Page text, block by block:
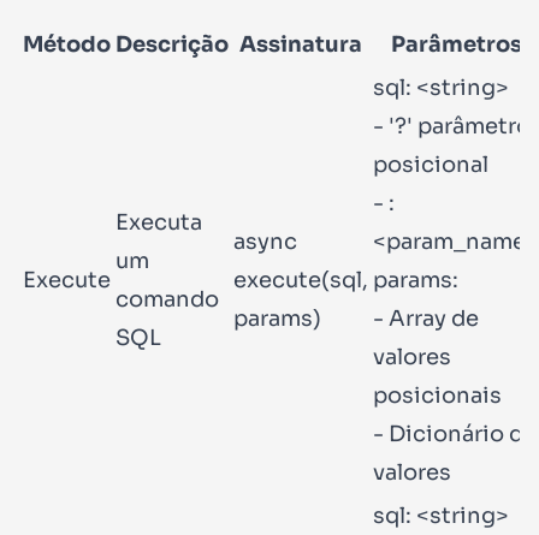
Método Descrição Assinatura Parâmetros
Execute
Executa
um
comando
SQL
async
execute(sql,
params)
sql: <string>
- '?' parâmetro
posicional
- :
<param_name>
params:
- Array de
valores
posicionais
- Dicionário de
valores
sql: <string>